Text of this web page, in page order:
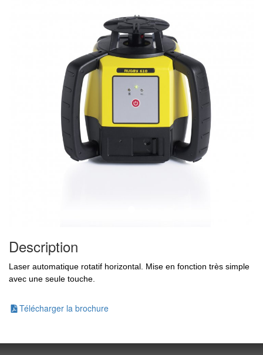
Description
Laser automatique rotatif horizontal. Mise en fonction très simple
avec une seule touche.
Télécharger la brochure